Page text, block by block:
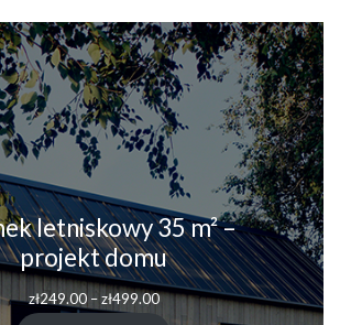
letniskowy 35 m² –
projekt domu
zł249.00 – zł499.00Zakres